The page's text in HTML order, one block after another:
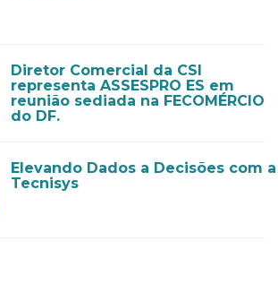
Diretor Comercial da CSI
representa ASSESPRO ES em
reunião sediada na FECOMÉRCIO
do DF.
Elevando Dados a Decisões com a
Tecnisys